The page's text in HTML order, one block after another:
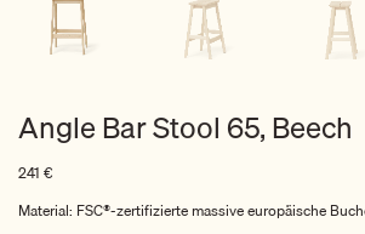
Angle Bar Stool 65, Beech
241 €
Material: FSC®-zertifizierte massive europäische